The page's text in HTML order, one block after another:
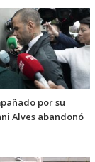
por su
Alves abandonó